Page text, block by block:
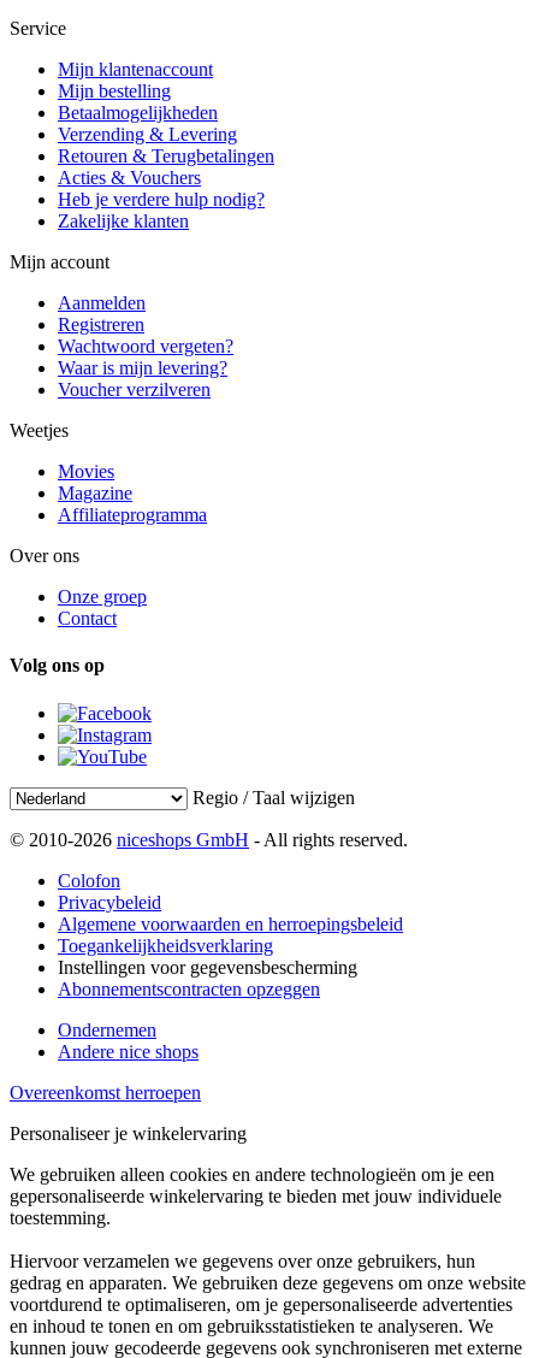
Service
Mijn klantenaccount
Mijn bestelling
Betaalmogelijkheden
Verzending & Levering
Retouren & Terugbetalingen
Acties & Vouchers
Heb je verdere hulp nodig?
Zakelijke klanten
Mijn account
Aanmelden
Registreren
Wachtwoord vergeten?
Waar is mijn levering?
Voucher verzilveren
Weetjes
Movies
Magazine
Affiliateprogramma
Over ons
Onze groep
Contact
Volg ons op
Regio / Taal wijzigen
© 2010-2026 niceshops GmbH - All rights reserved.
Colofon
Privacybeleid
Algemene voorwaarden en herroepingsbeleid
Toegankelijkheidsverklaring
Instellingen voor gegevensbescherming
Abonnementscontracten opzeggen
Ondernemen
Andere nice shops
Overeenkomst herroepen
Personaliseer je winkelervaring
We gebruiken alleen cookies en andere technologieën om je een
gepersonaliseerde winkelervaring te bieden met jouw individuele
toestemming.
Hiervoor verzamelen we gegevens over onze gebruikers, hun
gedrag en apparaten. We gebruiken deze gegevens om onze website
voortdurend te optimaliseren, om je gepersonaliseerde advertenties
en inhoud te tonen en om gebruiksstatistieken te analyseren. We
kunnen jouw gecodeerde gegevens ook synchroniseren met externe